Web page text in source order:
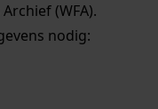
(WFA).
nodig: